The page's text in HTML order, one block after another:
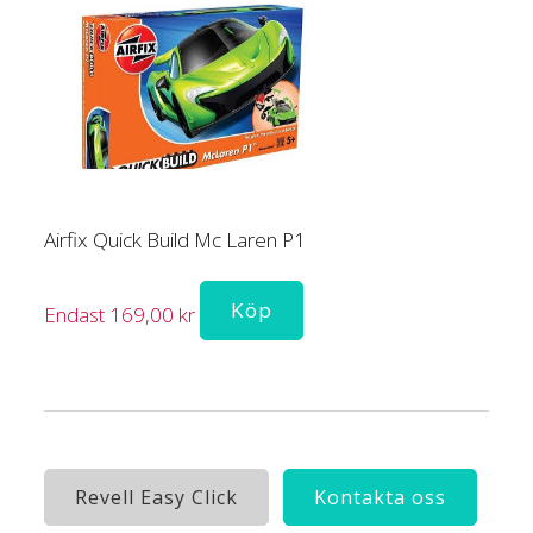
Airfix Quick Build Mc Laren P1
Endast 169,00 kr Köp
Revell Easy Click Kontakta oss